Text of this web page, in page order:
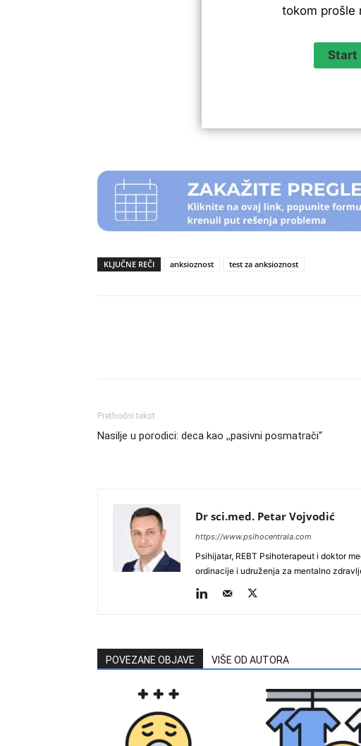
tokom prošle
KLJUČNE REČI anksioznost test za anksioznost
Prethodni tekst
Nasilje u porodici: deca kao ,,pasivni posmatrači“
Dr sci.med. Petar Vojvodić
https://www.psihocentrala.com
Psihijatar, REBT Psihoterapeut i doktor
ordinacije i udruženja za mentalno
POVEZANE OBJAVE VIŠE OD AUTORA